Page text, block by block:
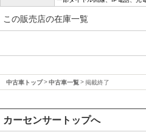
この販売店の在庫一覧
中古車トップ 中古車一覧 掲載終了
カーセンサートップへ